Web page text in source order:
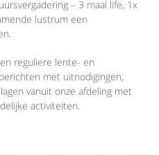
– 3 maal life, 1x
lustrum een
reguliere lente- en
met uitnodigingen,
vanuit onze afdeling met
activiteiten.